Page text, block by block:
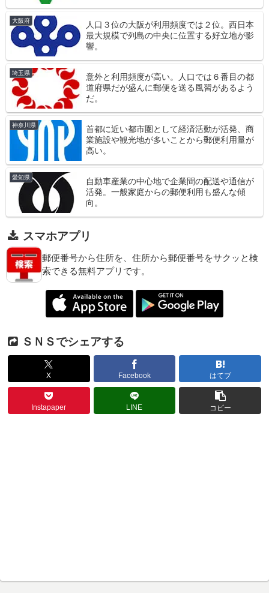
大阪府
人口３位の大阪が利用頻度では２位。西日本
最大規模で列島の中央に位置する好立地が影
響。
埼玉県
意外と利用頻度が高い。人口では６番目の都
道府県だが盛んに郵便を送る風習があるよう
だ。
神奈川県
首都に近い都市圏として経済活動が活発、商
業施設や観光地が多いことから郵便利用量が
高い。
愛知県
自動車産業の中心地で企業間の配送や通信が
活発。一般家庭からの郵便利用も盛んな傾
向。
スマホアプリ
郵便番号から住所を、住所から郵便番号をサクッと検
索できる無料アプリです。
ＳＮＳでシェアする
X Facebook はてブ
Instapaper LINE コピー